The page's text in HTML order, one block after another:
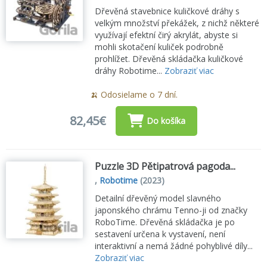
Dřevěná stavebnice kuličkové dráhy s
velkým množství překážek, z nichž některé
využívají efektní čirý akrylát, abyste si
mohli skotačení kuliček podrobně
prohlížet. Dřevěná skládačka kuličkové
dráhy Robotime... Zobraziť viac
🍌 Odosielame o 7 dní.
82,45€ Do košíka
Puzzle 3D Pětipatrová pagoda...
, Robotime (2023)
Detailní dřevěný model slavného
japonského chrámu Tenno-ji od značky
RoboTime. Dřevěná skládačka je po
sestavení určena k vystavení, není
interaktivní a nemá žádné pohyblivé díly...
Zobraziť viac